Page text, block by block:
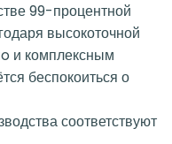
99-процентной
высокоточной
и комплексным
беспокоиться о
соответствуют